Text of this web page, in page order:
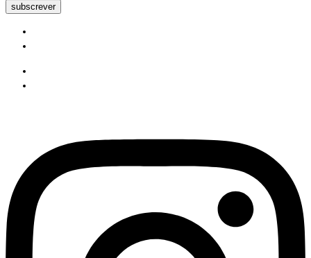
subscrever